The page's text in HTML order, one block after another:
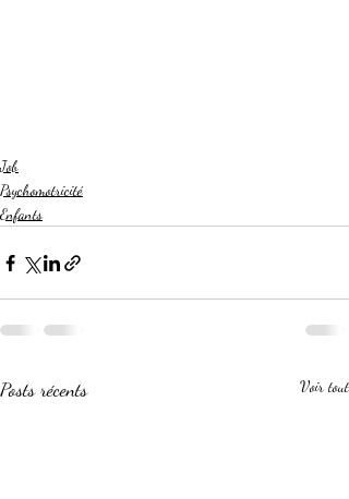
Job
Psychomotricité
Enfants
Posts récents Voir tout